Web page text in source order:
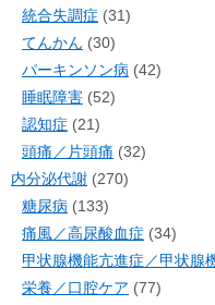
統合失調症 (31)
てんかん (30)
パーキンソン病 (42)
睡眠障害 (52)
認知症 (21)
頭痛／片頭痛 (32)
内分泌代謝 (270)
糖尿病 (133)
痛風／高尿酸血症 (34)
甲状腺機能亢進症／甲状腺
栄養／口腔ケア (77)